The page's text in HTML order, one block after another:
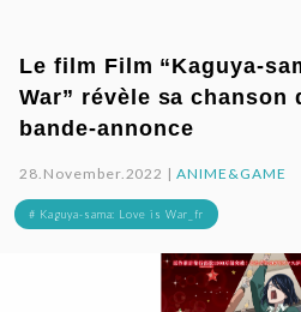
Le film Film “Kaguya-
War” révèle sa chanson
bande-annonce
28.November.2022 |ANIME&GAME
# Kaguya-sama: Love is War_fr